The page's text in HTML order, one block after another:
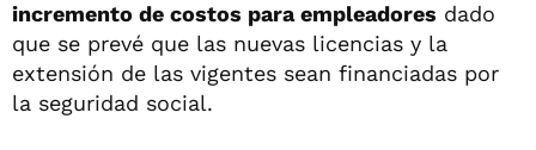
incremento de costos para empleadores dado
que se prevé que las nuevas licencias y la
extensión de las vigentes sean financiadas por
la seguridad social.